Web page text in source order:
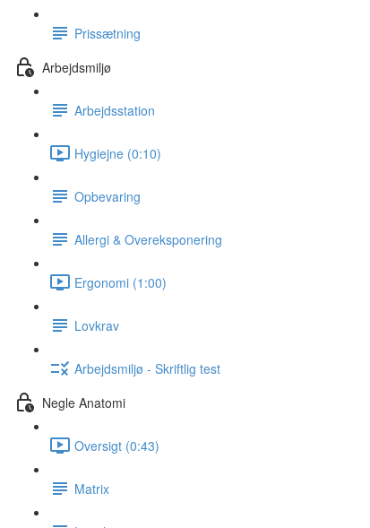
Prissætning
Arbejdsmiljø
Arbejdsstation
Hygiejne (0:10)
Opbevaring
Allergi & Overeksponering
Ergonomi (1:00)
Lovkrav
Arbejdsmiljø - Skriftlig test
Negle Anatomi
Oversigt (0:43)
Matrix